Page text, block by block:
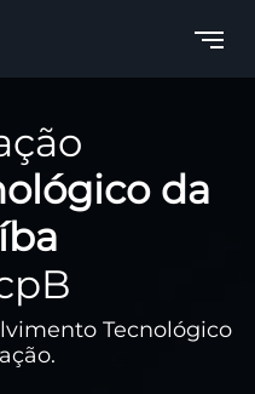
da
Tecnológico